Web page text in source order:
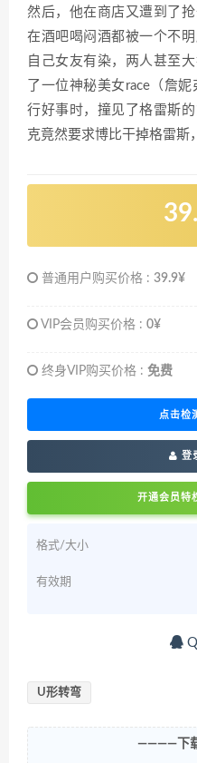
然后，他在商店又遭到了
在酒吧喝闷酒都被一个不
自己女友有染，两人甚至
了一位神秘美女race（詹
行好事时，撞见了格雷斯
克竟然要求博比干掉格雷斯
普通用户购买价格 : 39.9¥
VIP会员购买价格 : 0¥
终身VIP购买价格 : 免费
点击检
登
开通会员特
格式/大小
有效期
U形转弯
————下